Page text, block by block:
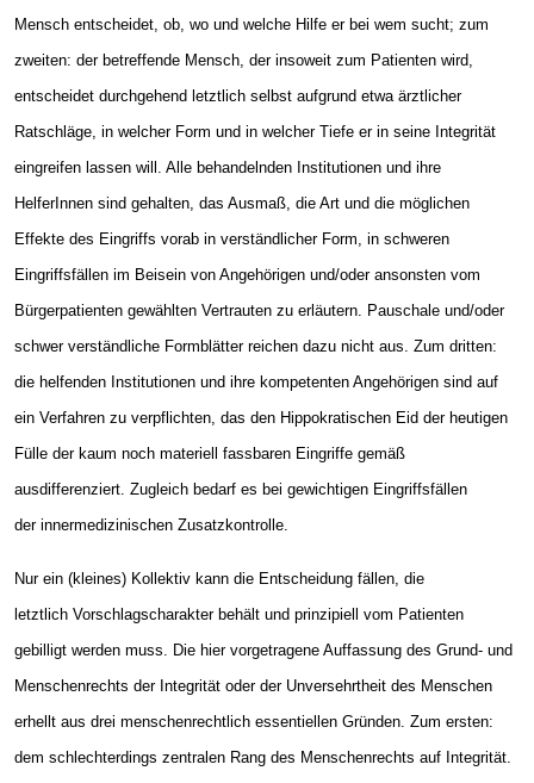
Mensch entscheidet, ob, wo und welche Hilfe er bei wem sucht; zum
zweiten: der betreffende Mensch, der insoweit zum Patienten wird,
entscheidet durchgehend letztlich selbst aufgrund etwa ärztlicher
Ratschläge, in welcher Form und in welcher Tiefe er in seine Integrität
eingreifen lassen will. Alle behandelnden Institutionen und ihre
HelferInnen sind gehalten, das Ausmaß, die Art und die möglichen
Effekte des Eingriffs vorab in verständlicher Form, in schweren
Eingriffsfällen im Beisein von Angehörigen und/oder ansonsten vom
Bürgerpatienten gewählten Vertrauten zu erläutern. Pauschale und/oder
schwer verständliche Formblätter reichen dazu nicht aus. Zum dritten:
die helfenden Institutionen und ihre kompetenten Angehörigen sind auf
ein Verfahren zu verpflichten, das den Hippokratischen Eid der heutigen
Fülle der kaum noch materiell fassbaren Eingriffe gemäß
ausdifferenziert. Zugleich bedarf es bei gewichtigen Eingriffsfällen
der innermedizinischen Zusatzkontrolle.
Nur ein (kleines) Kollektiv kann die Entscheidung fällen, die
letztlich Vorschlagscharakter behält und prinzipiell vom Patienten
gebilligt werden muss. Die hier vorgetragene Auffassung des Grund- und
Menschenrechts der Integrität oder der Unversehrtheit des Menschen
erhellt aus drei menschenrechtlich essentiellen Gründen. Zum ersten:
dem schlechterdings zentralen Rang des Menschenrechts auf Integrität.